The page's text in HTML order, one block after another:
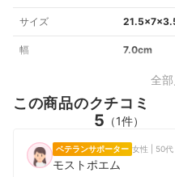
サイズ
幅 7.0cm
全
この商品のクチコミ
5 （1件）
ベテランサポーター 女性 | 50代
モストポエム